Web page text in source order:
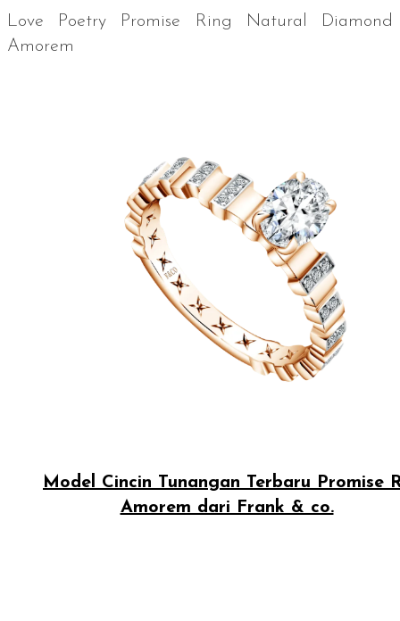
Love Poetry Promise Ring Natural Diamond
Amorem
Model Cincin Tunangan Terbaru Promise
Amorem dari Frank & co.